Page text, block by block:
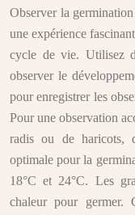
Observer la
une expérience
cycle de vie. Utilisez
observer le
pour enregistrer les
Pour une observation
radis ou de haricots,
optimale pour la
18°C et 24°C. Les
chaleur pour germer.